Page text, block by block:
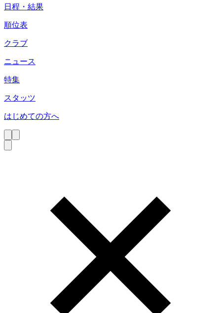
日程・結果
順位表
クラブ
ニュース
特集
スタッツ
はじめての方へ